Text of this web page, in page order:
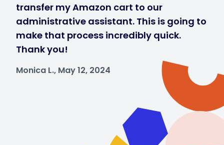
transfer my Amazon cart to our
administrative assistant. This is going to
make that process incredibly quick.
Thank you!
Monica L., May 12, 2024